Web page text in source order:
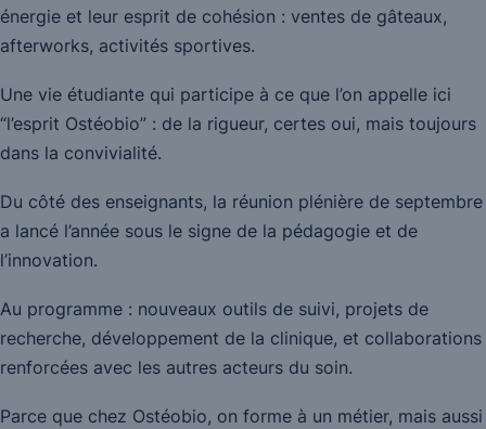
énergie et leur esprit de cohésion : ventes de gâteaux,
afterworks, activités sportives.
Une vie étudiante qui participe à ce que l’on appelle ici
“l’esprit Ostéobio” : de la rigueur, certes oui, mais toujours
dans la convivialité.
Du côté des enseignants, la réunion plénière de septembre
a lancé l’année sous le signe de la pédagogie et de
l’innovation.
Au programme : nouveaux outils de suivi, projets de
recherche, développement de la clinique, et collaborations
renforcées avec les autres acteurs du soin.
Parce que chez Ostéobio, on forme à un métier, mais aussi